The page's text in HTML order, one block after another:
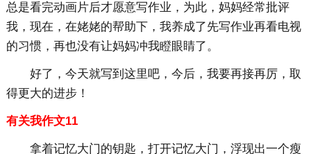
总是看完动画片后才愿意写作业，为此，妈妈经常批评
我，现在，在姥姥的帮助下，我养成了先写作业再看电视
的习惯，再也没有让妈妈冲我瞪眼睛了。
好了，今天就写到这里吧，今后，我要再接再厉，取
得更大的进步！
有关我作文11
拿着记忆大门的钥匙，打开记忆大门，浮现出一个瘦